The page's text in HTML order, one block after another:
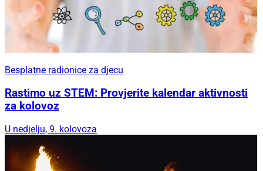
Besplatne radionice za djecu
Rastimo uz STEM: Provjerite kalendar aktivnosti
za kolovoz
U nedjelju, 9. kolovoza